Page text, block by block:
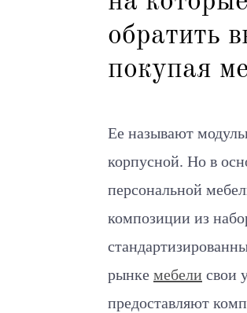
обратить
покупая
Ее называют
корпусной. Но в
персональной
композиции из
рынке мебели свои
предоставляют